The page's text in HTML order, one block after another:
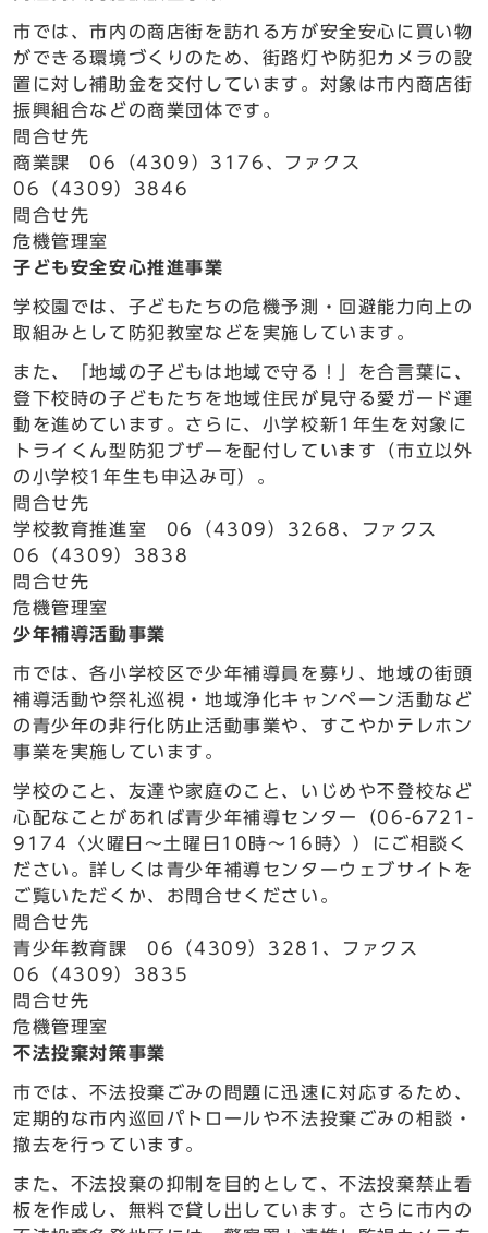
市では、市内の商店街を訪れる方が安全安心に買い物
ができる環境づくりのため、街路灯や防犯カメラの設
置に対し補助金を交付しています。対象は市内商店街
振興組合などの商業団体です。
問合せ先
商業課 06（4309）3176、ファクス
06（4309）3846
問合せ先
危機管理室
子ども安全安心推進事業
学校園では、子どもたちの危機予測・回避能力向上の
取組みとして防犯教室などを実施しています。
また、「地域の子どもは地域で守る！」を合言葉に、
登下校時の子どもたちを地域住民が見守る愛ガード運
動を進めています。さらに、小学校新1年生を対象に
トライくん型防犯ブザーを配付しています（市立以外
の小学校1年生も申込み可）。
問合せ先
学校教育推進室 06（4309）3268、ファクス
06（4309）3838
問合せ先
危機管理室
少年補導活動事業
市では、各小学校区で少年補導員を募り、地域の街頭
補導活動や祭礼巡視・地域浄化キャンペーン活動など
の青少年の非行化防止活動事業や、すこやかテレホン
事業を実施しています。
学校のこと、友達や家庭のこと、いじめや不登校など
心配なことがあれば青少年補導センター（06-6721-
9174〈火曜日～土曜日10時～16時〉）にご相談く
ださい。詳しくは青少年補導センターウェブサイトを
ご覧いただくか、お問合せください。
問合せ先
青少年教育課 06（4309）3281、ファクス
06（4309）3835
問合せ先
危機管理室
不法投棄対策事業
市では、不法投棄ごみの問題に迅速に対応するため、
定期的な市内巡回パトロールや不法投棄ごみの相談・
撤去を行っています。
また、不法投棄の抑制を目的として、不法投棄禁止看
板を作成し、無料で貸し出しています。さらに市内の